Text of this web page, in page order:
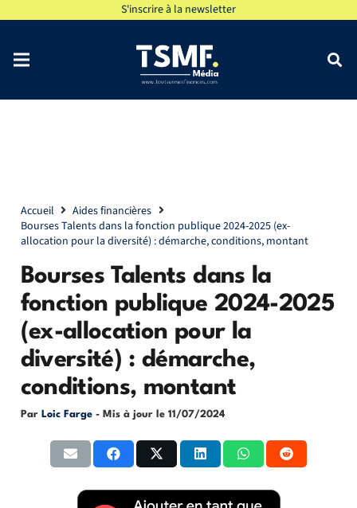
S'inscrire à la newsletter
Accueil
Aides financières
Bourses Talents dans la fonction publique 2024-2025 (ex-
allocation pour la diversité) : démarche, conditions, montant
Bourses Talents dans la
fonction publique 2024-2025
(ex-allocation pour la
diversité) : démarche,
conditions, montant
Par Loic Farge - Mis à jour le 11/07/2024